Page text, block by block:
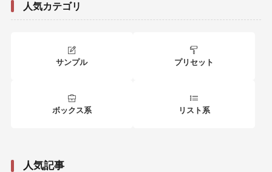
人気カテゴリ
サンプル プリセット
ボックス系 リスト系
人気記事